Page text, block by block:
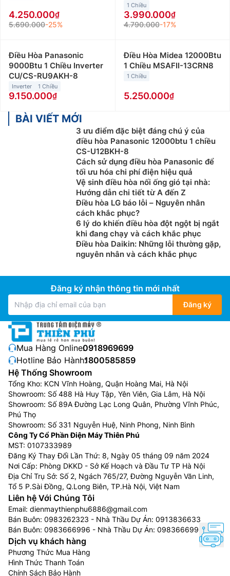
4.250.000
5.690.000-25%
1 Chiều
3.990.000
4.790.000-17%
Điều Hòa Panasonic
9000Btu 1 Chiều Inverter
CU/CS-RU9AKH-8
Inverter 1 Chiều
9.150.000
Điều Hòa Midea 12000Btu
1 Chiều MSAFII-13CRN8
1 Chiều
5.250.000
BÀI VIẾT MỚI
3 ưu điểm đặc biệt đáng chú ý của
điều hòa Panasonic 12000btu 1 chiều
CS-U12BKH-8
Cách sử dụng điều hòa Panasonic để
tối ưu hóa chi phí điện hiệu quả
Vệ sinh điều hòa nối ống gió tại nhà:
Hướng dẫn chi tiết từ A đến Z
Điều hòa LG báo lỗi – Nguyên nhân
cách khắc phục?
6 lý do khiến điều hòa đột ngột bị ngắt
khi đang chạy và cách khắc phục
Điều hòa Daikin: Những lỗi thường gặp,
nguyên nhân và cách khắc phục
Đăng ký nhận thông tin mới nhất
Đăng ký
Mua Hàng Online:0918969699
Hotline Bảo Hành:1800585859
Hệ Thống Showroom
Tổng Kho: KCN Vĩnh Hoàng, Quận Hoàng Mai, Hà Nội
Showroom: Số 488 Hà Huy Tập, Yên Viên, Gia Lâm, Hà Nội
Showroom: Số 89A Đường Lạc Long Quân, Phường Vĩnh Phúc,
Phú Thọ
Showroom: Số 331 Nguyễn Huệ, Ninh Phong, Ninh Bình
Công Ty Cổ Phần Điện Máy Thiên Phú
MST: 0107333989
Đăng Ký Thay Đổi Lần Thứ: 8, Ngày 05 tháng 09 năm 2024
Nơi Cấp: Phòng DKKD - Sở Kế Hoạch và Đầu Tư TP Hà Nội
Địa Chỉ Trụ Sở: Số 2, Ngách 765/27, Đường Nguyễn Văn Linh,
Tổ 5 P.Sài Đồng, Q.Long Biên, TP.Hà Nội, Việt Nam
Liên hệ Với Chúng Tôi
Email: dienmaythienphu6886@gmail.com
Bán Buôn: 0983262323 - Nhà Thầu Dự Án: 0913836633
Bán Buôn: 0983666996 - Nhà Thầu Dự Án: 0983666996
Dịch vụ khách hàng
Phương Thức Mua Hàng
Hình Thức Thanh Toán
Chính Sách Bảo Hành